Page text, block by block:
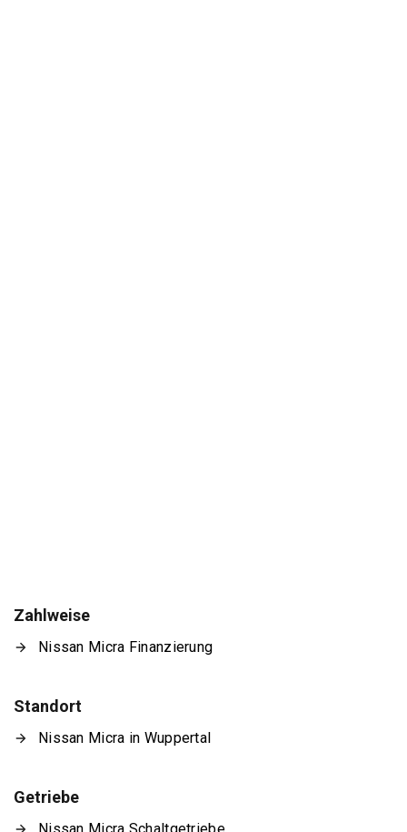
Zahlweise
Nissan Micra Finanzierung
Standort
Nissan Micra in Wuppertal
Getriebe